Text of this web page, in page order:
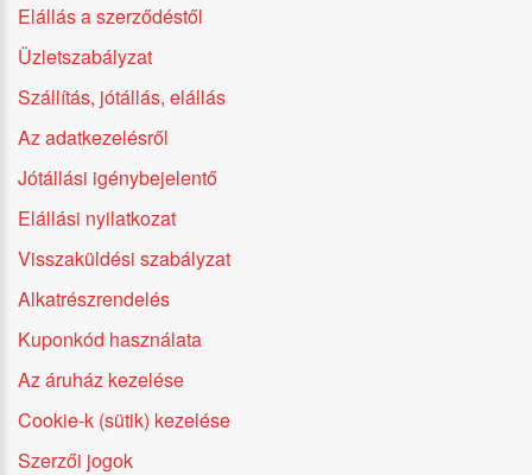
Elállás a szerződéstől
Üzletszabályzat
Szállítás, jótállás, elállás
Az adatkezelésről
Jótállási igénybejelentő
Elállási nyilatkozat
Visszaküldési szabályzat
Alkatrészrendelés
Kuponkód használata
Az áruház kezelése
Cookie-k (sütik) kezelése
Szerzői jogok